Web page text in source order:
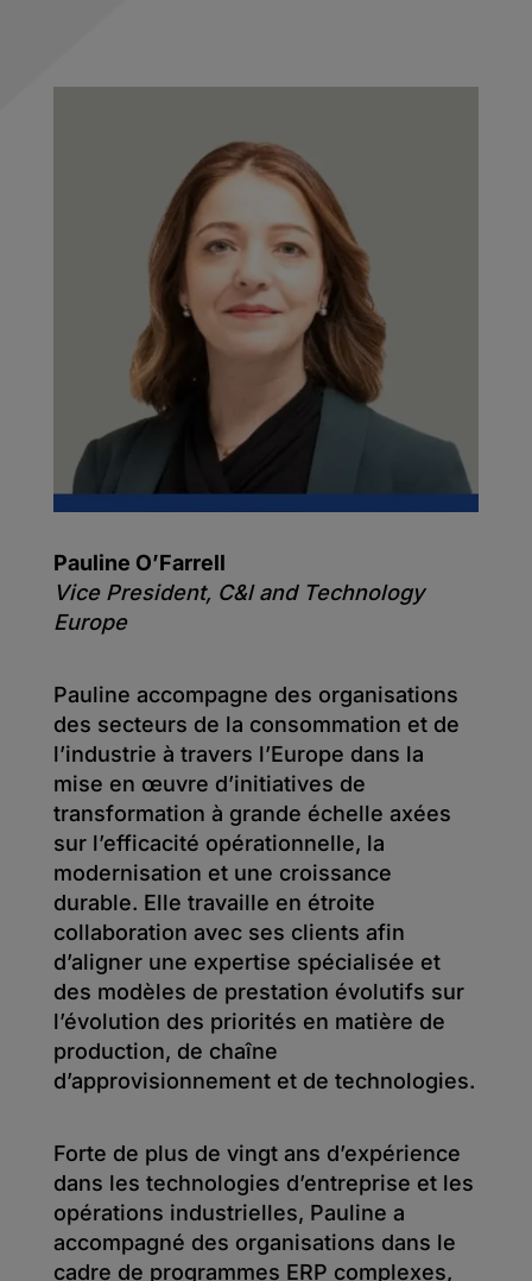
Pauline O’Farrell
Vice President, C&l and Technology
Europe
Pauline accompagne des organisations
des secteurs de la consommation et de
l’industrie à travers l’Europe dans la
mise en œuvre d’initiatives de
transformation à grande échelle axées
sur l’efficacité opérationnelle, la
modernisation et une croissance
durable. Elle travaille en étroite
collaboration avec ses clients afin
d’aligner une expertise spécialisée et
des modèles de prestation évolutifs sur
l’évolution des priorités en matière de
production, de chaîne
d’approvisionnement et de technologies.
Forte de plus de vingt ans d’expérience
dans les technologies d’entreprise et les
opérations industrielles, Pauline a
accompagné des organisations dans le
cadre de programmes ERP complexes,